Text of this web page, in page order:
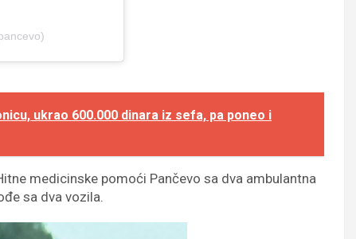
ukrao 600.000 dinara iz sefa, pa poneo i
medicinske pomoći Pančevo sa dva ambulantna
sa dva vozila.